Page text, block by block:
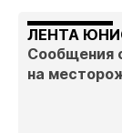
ЛЕНТА
Сообщения
на